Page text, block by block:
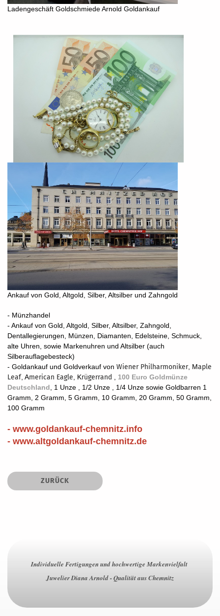
Ladengeschäft Goldschmiede Arnold Goldankauf
Ankauf von Gold, Altgold, Silber, Altsilber und Zahngold
- Münzhandel
- Ankauf von Gold, Altgold, Silber, Altsilber, Zahngold,
Dentallegierungen, Münzen, Diamanten, Edelsteine, Schmuck,
alte Uhren, sowie Markenuhren und Altsilber (auch
Silberauflagebesteck)
- Goldankauf und Goldverkauf von Wiener Philharmoniker, Maple
Leaf, American Eagle , Krügerrand
100 Euro Goldmünze
Deutschland , 1 Unze , 1/2 Unze , 1/4 Unze sowie Goldbarren 1
Gramm, 2 Gramm, 5 Gramm, 10 Gramm, 20 Gramm, 50 Gramm,
100 Gramm
- www.goldankauf-chemnitz.info
- www.altgoldankauf-chemnitz.de
ZURÜCK
Individuelle Fertigungen und hochwertige Markenvielfalt
Juwelier Diana Arnold - Qualität aus Chemnitz